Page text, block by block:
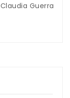
Claudia Guerra